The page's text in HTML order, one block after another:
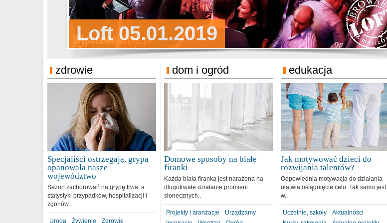
Loft 05.01.2019
Sylwester Podgrodzie 31.12.2018
Sylwester Pensjonat Michelin
31.12.2018
zdrowie
Specjaliści ostrzegają, grypa
opanowała nasze
województwo
Sezon zachorowań na grypę trwa, a
statystyki przypadków, hospitalizacji i
zgonów..
Uroda Żywienie Zdrowie
dom i ogród
Domowe sposoby na białe
firanki
Każda biała firanka jest narażona na
długotrwałe działanie promieni
słonecznych..
Projekty i aranżacje
Urządzamy
edukacja
Jak motywować dzieci do
rozwijania talentów?
Odpowiednia motywacja do działania
ułatwia osiągnięcie celu. Tak samo jest
w..
Uczelnie, szkoły
Aktualności